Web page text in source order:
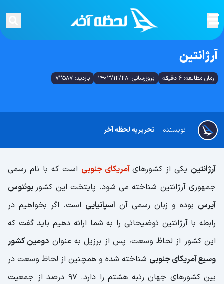
آرژانتین
زمان مطالعه: 6 دقیقه بروزرسانی: 1403/12/28 بازدید: 72587
تحریریه لحظه آخر نویسنده
آرژانتین یکی از کشورهای آمریکای جنوبی است که با نام رسمی
جمهوری آرژانتین شناخته می شود. پایتخت این کشور بوئنوس
آیرس بوده و زبان رسمی آن اسپانیایی است. اگر بخواهیم در
رابطه با آرژانتین توضیحاتی را به شما ارائه دهیم باید گفت که
این کشور از لحاظ وسعت، پس از برزیل به عنوان دومین کشور
وسیع آمریکای جنوبی شناخته شده و همچنین از لحاظ وسعت در
بین کشورهای جهان رتبه هشتم را دارد. ۹۷ درصد از جمعیت